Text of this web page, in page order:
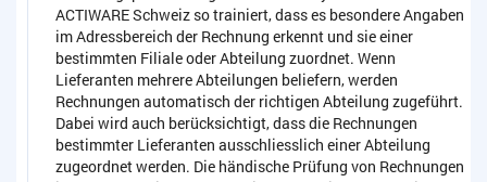
ACTIWARE Schweiz so trainiert, dass es besondere Angaben
im Adressbereich der Rechnung erkennt und sie einer
bestimmten Filiale oder Abteilung zuordnet. Wenn
Lieferanten mehrere Abteilungen beliefern, werden
Rechnungen automatisch der richtigen Abteilung zugeführt.
Dabei wird auch berücksichtigt, dass die Rechnungen
bestimmter Lieferanten ausschliesslich einer Abteilung
zugeordnet werden. Die händische Prüfung von Rechnungen